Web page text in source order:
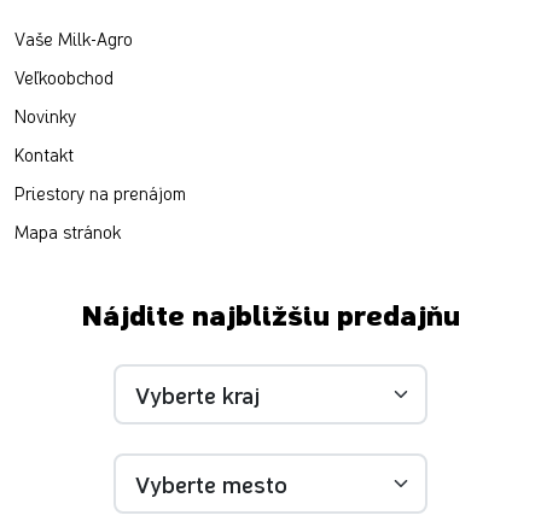
Vaše Milk-Agro
Veľkoobchod
Novinky
Kontakt
Priestory na prenájom
Mapa stránok
Nájdite najbližšiu predajňu